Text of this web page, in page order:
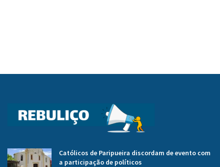
Católicos de Paripueira discordam de evento com
a participação de políticos